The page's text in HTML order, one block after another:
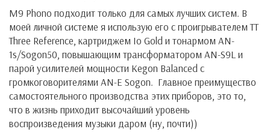
M9 Phono подходит только для самых лучших систем. В
моей личной системе я использую его с проигрывателем TT
Three Reference, картриджем Io Gold и тонармом AN-
1s/Sogon50, повышающим трансформатором AN-S9L и
парой усилителей мощности Kegon Balanced с
громкоговорителями AN-E Sogon. Главное преимущество
самостоятельного производства этих приборов, это то,
что в жизнь приходит высочайший уровень
воспроизведения музыки даром (ну, почти))